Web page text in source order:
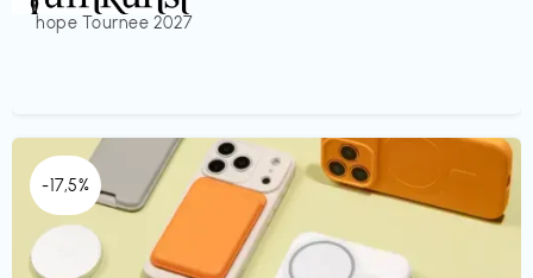
hope Tournee 2027
-17,5%